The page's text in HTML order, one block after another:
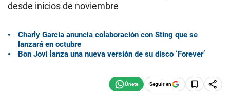
desde inicios de noviembre
Charly García anuncia colaboración con Sting que se
lanzará en octubre
Bon Jovi lanza una nueva versión de su disco ‘Forever’
Seguir en